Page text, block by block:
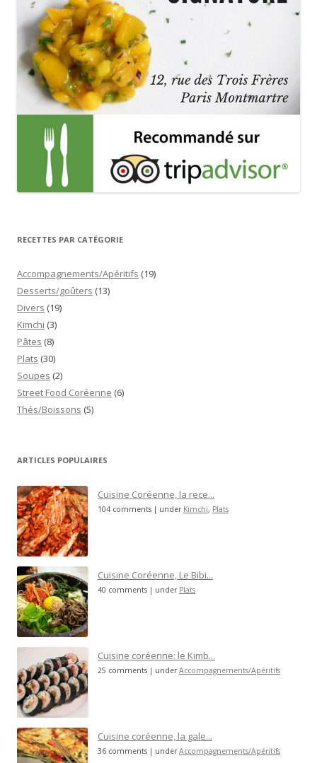
RECETTES PAR CATÉGORIE
Accompagnements/Apéritifs (19)
Desserts/goûters (13)
Divers (19)
Kimchi (3)
Pâtes (8)
Plats (30)
Soupes (2)
Street Food Coréenne (6)
Thés/Boissons (5)
ARTICLES POPULAIRES
Cuisine Coréenne, la rece...
104 comments | under Kimchi, Plats
Cuisine Coréenne, Le Bibi...
40 comments | under Plats
Cuisine coréenne: le Kimb...
25 comments | underAccompagnements/Apéritifs
Cuisine coréenne, la gale...
36 comments | underAccompagnements/Apéritifs